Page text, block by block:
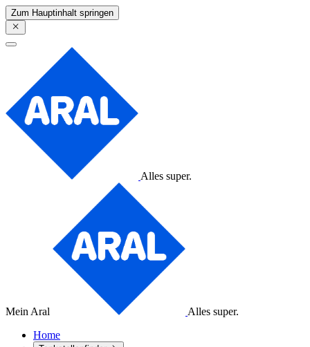
Zum Hauptinhalt springen
Alles super.
Mein Aral
Alles super.
Home